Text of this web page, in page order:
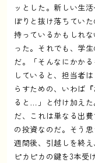
ッとした。新しい生
ぽりと抜け落ちてい
持っているかもしれ
った。それでも、学
だ。「そんなにかか
していると、担当者
らすための、いわば
ると…」と付け加えた
だ、これは単なる出
の投資なのだ。そう
週間後、引越しを終
ピカピカの鍵を3本受